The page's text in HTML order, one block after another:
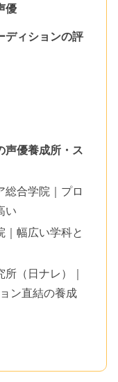
優
ディションの評
声優養成所・ス
総合学院｜プロ
い
｜幅広い学科と
（日ナレ）｜
ン直結の養成